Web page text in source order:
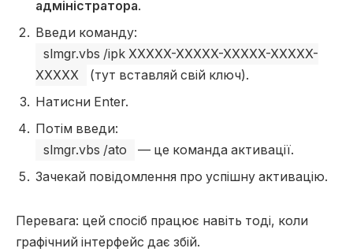
адміністратора.
Введи команду:
slmgr.vbs /ipk XXXXX-XXXXX-XXXXX-XXXXX-
XXXXX
(тут вставляй свій ключ).
Натисни Enter.
Потім введи:
slmgr.vbs /ato
— це команда активації.
Зачекай повідомлення про успішну активацію.
Перевага: цей спосіб працює навіть тоді, коли
графічний інтерфейс дає збій.